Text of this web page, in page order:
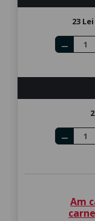
23
remove
remove
Am